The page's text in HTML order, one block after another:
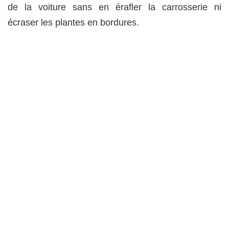
de la voiture sans en érafler la carrosserie ni
écraser les plantes en bordures.